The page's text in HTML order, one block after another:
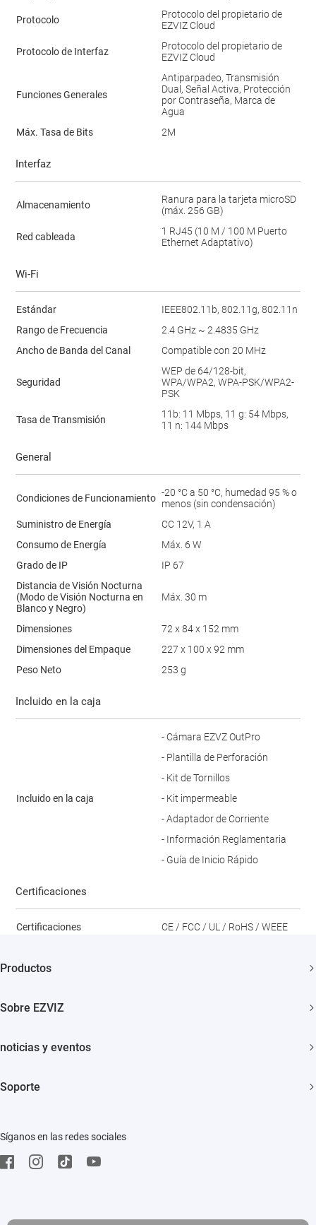
Protocolo
Protocolo del propietario de
EZVIZ Cloud
Protocolo de Interfaz
Protocolo del propietario de
EZVIZ Cloud
Funciones Generales
Antiparpadeo, Transmisión
Dual, Señal Activa, Protección
por Contraseña, Marca de
Agua
Máx. Tasa de Bits
2M
Interfaz
Almacenamiento
Ranura para la tarjeta microSD
(máx. 256 GB)
Red cableada
1 RJ45 (10 M / 100 M Puerto
Ethernet Adaptativo)
Wi-Fi
Estándar
IEEE802.11b, 802.11g, 802.11n
Rango de Frecuencia
2.4 GHz ~ 2.4835 GHz
Ancho de Banda del Canal
Compatible con 20 MHz
Seguridad
WEP de 64/128-bit,
WPA/WPA2, WPA-PSK/WPA2-
PSK
Tasa de Transmisión
11b: 11 Mbps, 11 g: 54 Mbps,
11 n: 144 Mbps
General
Condiciones de Funcionamiento -20 °C a 50 °C, humedad 95 % o
menos (sin condensación)
Suministro de Energía
CC 12V, 1 A
Consumo de Energía
Máx. 6 W
Grado de IP
IP 67
Distancia de Visión Nocturna
(Modo de Visión Nocturna en
Blanco y Negro)
Máx. 30 m
Dimensiones
72 x 84 x 152 mm
Dimensiones del Empaque
227 x 100 x 92 mm
Peso Neto
253 g
Incluido en la caja
Incluido en la caja
- Cámara EZVZ OutPro
- Plantilla de Perforación
- Kit de Tornillos
- Kit impermeable
- Adaptador de Corriente
- Información Reglamentaria
- Guía de Inicio Rápido
Certificaciones
Certificaciones CE / FCC / UL / RoHS / WEEE
Productos
Sobre EZVIZ
Cooperación
noticias y eventos
Soporte
Descargar
Síganos en las redes sociales